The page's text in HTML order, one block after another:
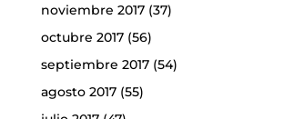
noviembre 2017(37)
octubre 2017(56)
septiembre 2017(54)
agosto 2017(55)